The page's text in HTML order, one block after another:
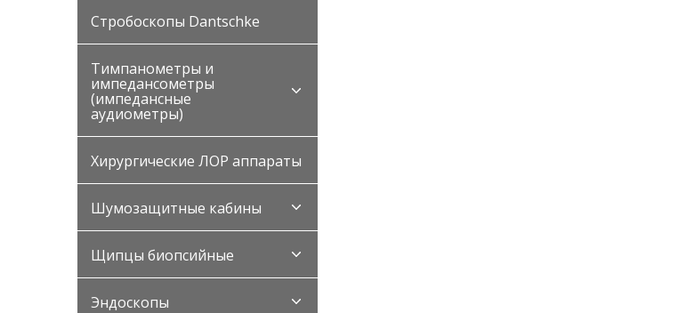
Стробоскопы Dantschke
Тимпанометры и
импедансометры
(импедансные
аудиометры)
Хирургические ЛОР аппараты
Шумозащитные кабины
Щипцы биопсийные
Эндоскопы